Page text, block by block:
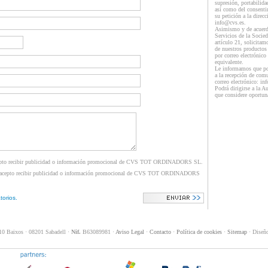
recibir publicidad o información promocional de CVS TOT ORDINADORS SL.
recibir publicidad o información promocional de CVS TOT ORDINADORS
supresión,
así como del
su petición a la
info@cvs.es.
Asimismo y de
Servicios de la
artículo 21,
de nuestros
por correo
equivalente.
Le informamos que
a la recepción de
correo electrónico:
Podrá dirigirse a la
que considere
Baixos · 08201 Sabadell · Nif. B63089981 · Aviso Legal · Contacto· Política de cookies· Sitemap·